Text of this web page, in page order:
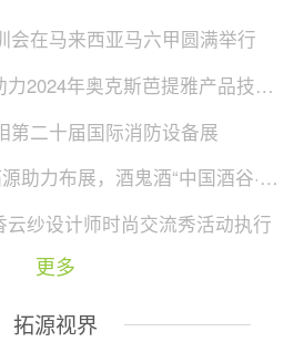
会在马来西亚马六甲圆满举行
海外案例 | 拓源助力2024年奥克斯芭提雅产品技术培训会议圆满举行
第二十届国际消防设备展
长沙活动执行 |拓源助力布展，酒鬼酒“中国酒谷·湘西影像艺术展”落地
云纱设计师时尚交流秀活动执行
更多
拓源视界